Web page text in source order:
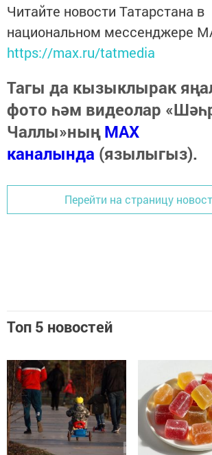
Читайте новости Татарстана в
национальном мессенджере
https://max.ru/tatmedia
Тагы да кызыклырак
фото һәм видеолар
Чаллы»ныңMAX
каналында (язылыгыз).
Перейти на страницу
Топ 5 новостей